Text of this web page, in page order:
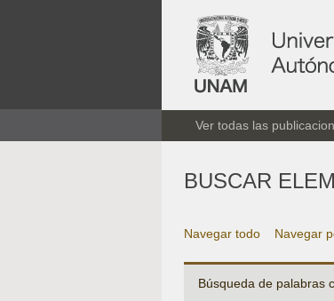
Ver todas las
BUSCAR
Navegar todo Navegar
Búsqueda de palabras